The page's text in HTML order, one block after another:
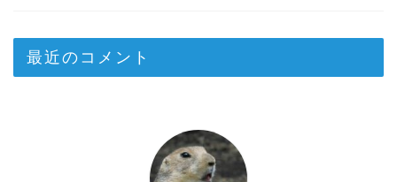
最近のコメント